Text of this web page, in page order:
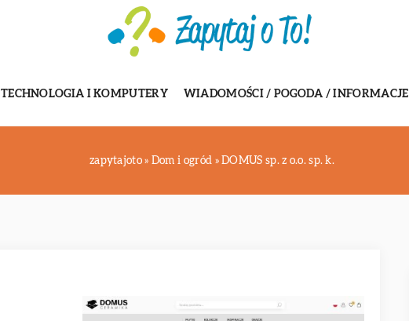
TECHNOLOGIA I KOMPUTERY WIADOMOŚCI / POGODA / INFORMACJE
zapytajoto» Dom i ogród »DOMUS sp. z o.o. sp. k.